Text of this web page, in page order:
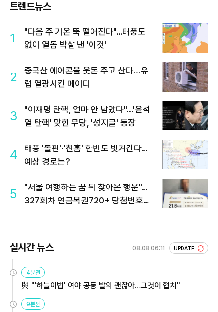
트렌드뉴스
1
"다음 주 기온 뚝 떨어진다"…태풍도
없이 열돔 박살 낸 '이것'
2
중국산 에어콘을 웃돈 주고 산다...유
럽 열광시킨 메이디
3
"이재명 탄핵, 얼마 안 남았다"...'윤석
열 탄핵' 맞힌 무당, '성지글' 등장
4
태풍 '돌핀'·'찬홈' 한반도 빗겨간다…
예상 경로는?
5
"서울 여행하는 꿈 뒤 찾아온 행운"…
327회차 연금복권720+ 당첨번호조
실시간 뉴스 08.08 06:11 UPDATE
4분전
與 "'하늘이법' 여야 공동 발의 괜찮아…그것이 협치"
9분전